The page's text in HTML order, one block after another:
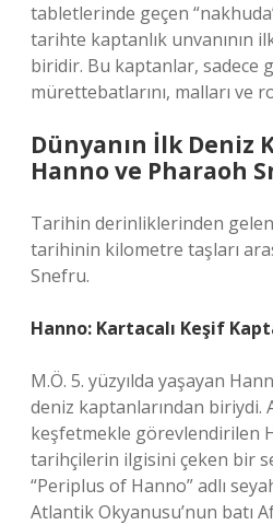
tabletlerinde geçen
tarihte kaptanlık unvanının
biridir. Bu kaptanlar, sadece
mürettebatlarını, malları ve
Dünyanın İlk Deniz
Hanno ve Pharaoh
Tarihin derinliklerinden
tarihinin kilometre taşları
Snefru.
Hanno: Kartacalı Keşif
M.Ö. 5. yüzyılda yaşayan
deniz kaptanlarından biriydi.
keşfetmekle görevlendirilen
tarihçilerin ilgisini çeken bir
“Periplus of Hanno” adlı
Atlantik Okyanusu’nun batı